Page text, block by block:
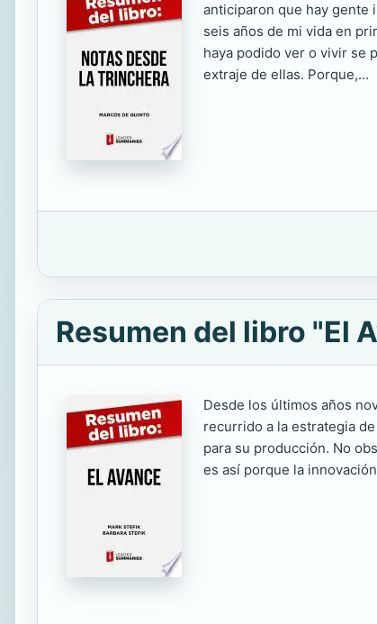
anticiparon que hay gente
seis años de mi vida en
haya podido ver o vivir se
extraje de ellas. Porque,...
Resumen del libro "El
Desde los últimos años
recurrido a la estrategia
para su producción. No
es así porque la